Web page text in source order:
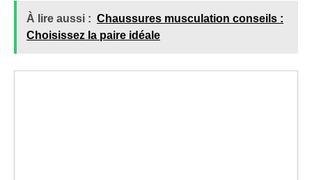
À lire aussi : Chaussures musculation conseils :
Choisissez la paire idéale